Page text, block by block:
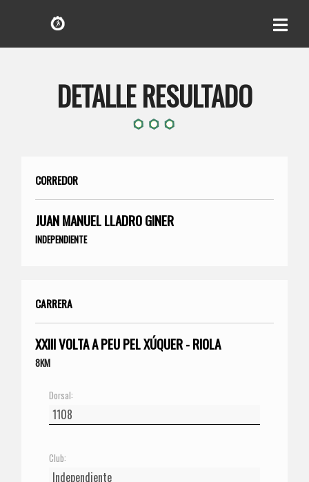
DETALLE RESULTADO
CORREDOR
JUAN MANUEL LLADRO GINER
INDEPENDIENTE
CARRERA
XXIII VOLTA A PEU PEL XÚQUER - RIOLA
8KM
Dorsal:
Club: